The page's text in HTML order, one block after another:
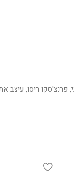
הקריאטיבי של מארני,